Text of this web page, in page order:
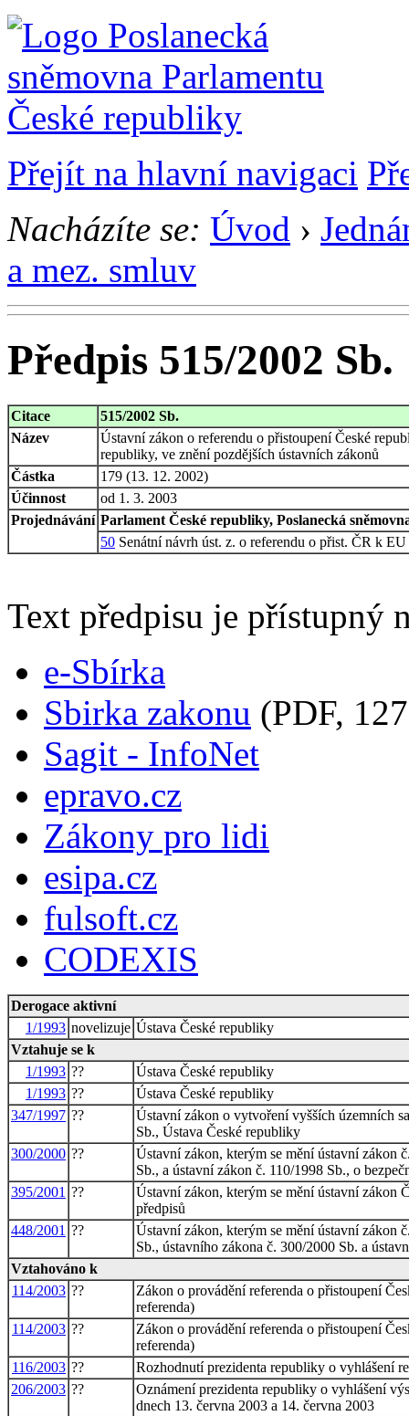
Přejít na hlavní navigaci
Nacházíte se: Úvod ›
a mez. smluv
Předpis 515/2002 Sb.
Citace
515/2002 Sb.
Název
Ústavní zákon o referendu o přistoupení České
republiky, ve znění pozdějších ústavních zákonů
Částka
179 (13. 12. 2002)
Účinnost
od 1. 3. 2003
Projednávání Parlament České republiky, Poslanecká
50 Senátní návrh úst. z. o referendu o přist. ČR k EU
Text předpisu je přístupný
e-Sbírka
Sbirka zakonu (PDF,
Sagit - InfoNet
epravo.cz
Zákony pro lidi
esipa.cz
fulsoft.cz
CODEXIS
Derogace aktivní
1/1993 novelizuje Ústava České republiky
Vztahuje se k
1/1993 ??
Ústava České republiky
1/1993 ??
Ústava České republiky
347/1997 ??
Ústavní zákon o vytvoření vyšších územních
Sb., Ústava České republiky
300/2000 ??
Ústavní zákon, kterým se mění ústavní zákon
Sb., a ústavní zákon č. 110/1998 Sb., o
395/2001 ??
Ústavní zákon, kterým se mění ústavní zákon
předpisů
448/2001 ??
Ústavní zákon, kterým se mění ústavní zákon
Sb., ústavního zákona č. 300/2000 Sb. a
Vztahováno k
114/2003 ??
Zákon o provádění referenda o přistoupení
referenda)
114/2003 ??
Zákon o provádění referenda o přistoupení
referenda)
116/2003 ??
Rozhodnutí prezidenta republiky o vyhlášení
206/2003 ??
Oznámení prezidenta republiky o vyhlášení
dnech 13. června 2003 a 14. června 2003